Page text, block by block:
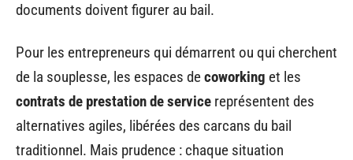
documents doivent figurer au bail.
Pour les entrepreneurs qui démarrent ou qui cherchent
de la souplesse, les espaces decoworking et les
contrats de prestation de service représentent des
alternatives agiles, libérées des carcans du bail
traditionnel. Mais prudence : chaque situation